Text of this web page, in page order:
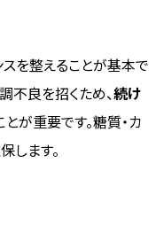
を整えることが基本で
不良を招くため、続け
とが重要です。糖質・カ
します。